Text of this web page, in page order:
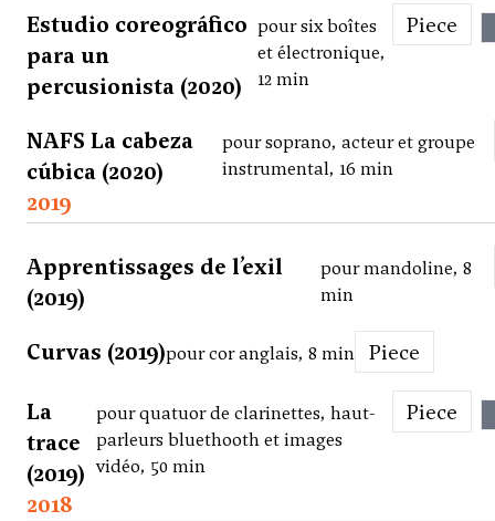
Estudio coreográfico
para un
percusionista (2020)
pour six boîtes
et électronique,
12 min
Piece
NAFS La cabeza
cúbica (2020)
pour soprano, acteur et groupe
instrumental, 16 min
2019
Apprentissages de l’exil
(2019)
pour mandoline, 8
min
Curvas (2019)pour cor anglais, 8 min Piece
La
trace
(2019)
pour quatuor de clarinettes, haut-
parleurs bluethooth et images
vidéo, 50 min
Piece
2018